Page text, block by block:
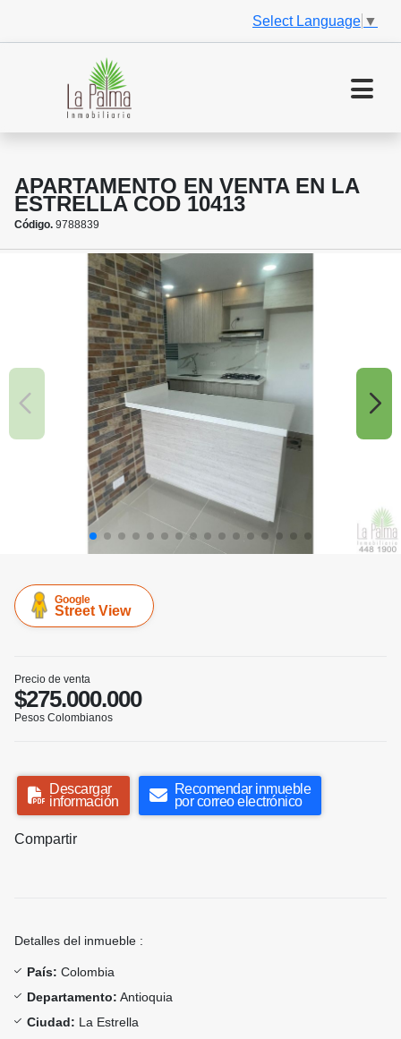
Select Language ▼
APARTAMENTO EN VENTA EN LA
ESTRELLA COD 10413
Código. 9788839
Google
Street View
Precio de venta
$275.000.000
Pesos Colombianos
Descargar
información
Recomendar inmueble
por correo electrónico
Compartir
Detalles del inmueble :
País: Colombia
Departamento: Antioquia
Ciudad: La Estrella